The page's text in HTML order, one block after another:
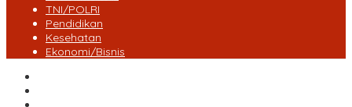
TNI/POLRI
Pendidikan
Kesehatan
Ekonomi/Bisnis